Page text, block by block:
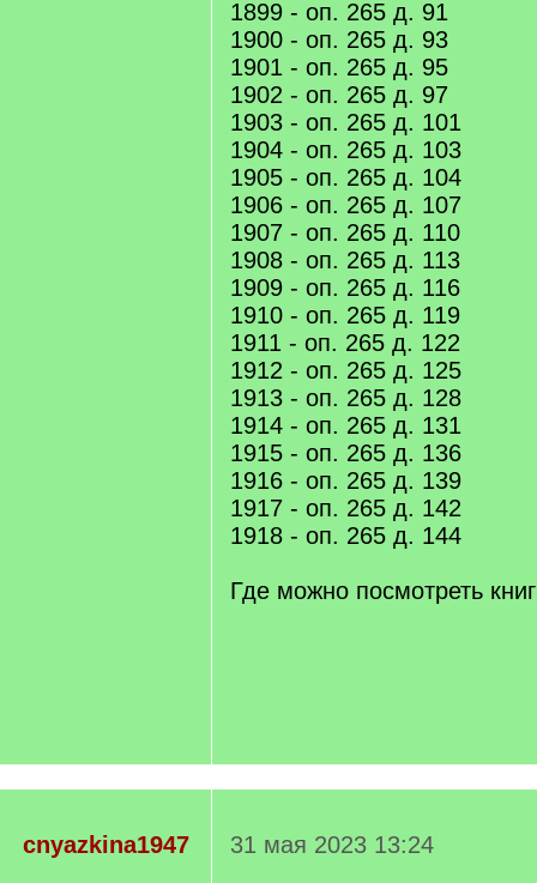
1899 - оп. 265 д. 91
1900 - оп. 265 д. 93
1901 - оп. 265 д. 95
1902 - оп. 265 д. 97
1903 - оп. 265 д. 101
1904 - оп. 265 д. 103
1905 - оп. 265 д. 104
1906 - оп. 265 д. 107
1907 - оп. 265 д. 110
1908 - оп. 265 д. 113
1909 - оп. 265 д. 116
1910 - оп. 265 д. 119
1911 - оп. 265 д. 122
1912 - оп. 265 д. 125
1913 - оп. 265 д. 128
1914 - оп. 265 д. 131
1915 - оп. 265 д. 136
1916 - оп. 265 д. 139
1917 - оп. 265 д. 142
1918 - оп. 265 д. 144
Где можно посмотреть
cnyazkina1947
31 мая 2023 13:24